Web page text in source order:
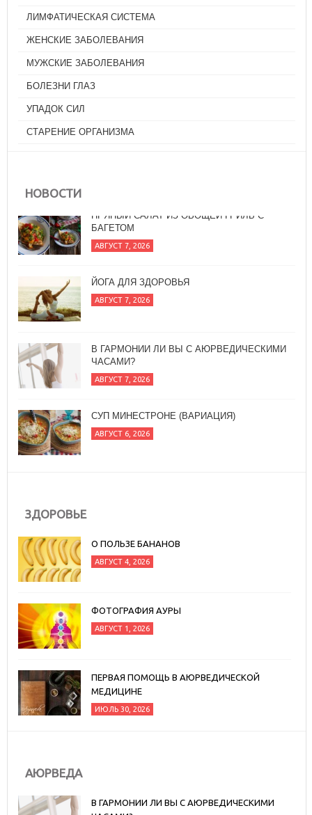
ЛИМФАТИЧЕСКАЯ СИСТЕМА
ЖЕНСКИЕ ЗАБОЛЕВАНИЯ
МУЖСКИЕ ЗАБОЛЕВАНИЯ
БОЛЕЗНИ ГЛАЗ
УПАДОК СИЛ
СТАРЕНИЕ ОРГАНИЗМА
НОВОСТИ
ЙОГА ДЛЯ ЗДОРОВЬЯ
АВГУСТ 7, 2026
В ГАРМОНИИ ЛИ ВЫ С АЮРВЕДИЧЕСКИМИ
ЧАСАМИ?
СУП МИНЕСТРОНЕ (ВАРИАЦИЯ)
АВГУСТ 6, 2026
ПРЯНЫЙ САЛАТ ИЗ ОВОЩЕЙ ГРИЛЬ С
БАГЕТОМ
ЗДОРОВЬЕ
О ПОЛЬЗЕ БАНАНОВ
АВГУСТ 4, 2026
ФОТОГРАФИЯ АУРЫ
АВГУСТ 1, 2026
ПЕРВАЯ ПОМОЩЬ В АЮРВЕДИЧЕСКОЙ
МЕДИЦИНЕ
ИЮЛЬ 30, 2026
АЮРВЕДА
В ГАРМОНИИ ЛИ ВЫ С АЮРВЕДИЧЕСКИМИ